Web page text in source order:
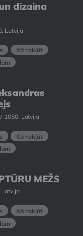
dizaina
Latvija
Kā nokļūt
1050, Latvija
Kā nokļūt
MEŽS
Latvija
Kā nokļūt